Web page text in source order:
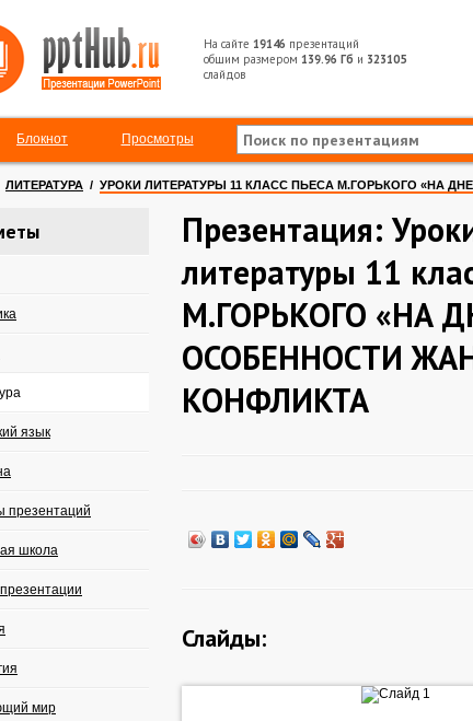
На сайте 19146 презентаций
общим размером 139.96 Гб и 323105
слайдов
Блокнот Просмотры
ЛИТЕРАТУРА / УРОКИ ЛИТЕРАТУРЫ 11 КЛАСС ПЬЕСА М.ГОРЬКОГО «НА
язык
презентаций
школа
мир
Презентация:
литературы 11
М.ГОРЬКОГО «НА
ОСОБЕННОСТИ
КОНФЛИКТА
Слайды: